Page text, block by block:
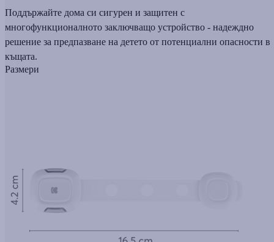
Поддържайте дома си сигурен и защитен с
многофункционалното заключващо устройство - надеждно
решение за предпазване на детето от потенциални опасности в
къщата.
Размери